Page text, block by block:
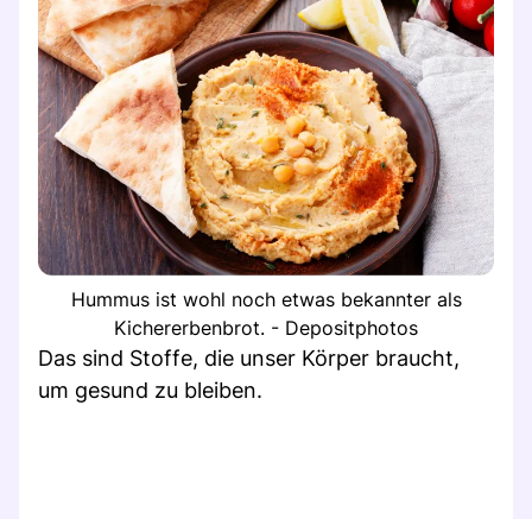
Hummus ist wohl noch etwas bekannter als
Kichererbenbrot. - Depositphotos
Das sind Stoffe, die unser Körper braucht,
um gesund zu bleiben.